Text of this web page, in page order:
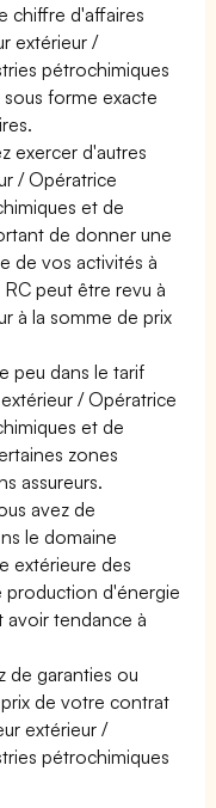
chiffre d'affaires
extérieur /
pétrochimiques
forme exacte
exercer d'autres
/ Opératrice
et de
de donner une
de vos activités à
RC peut être revu à
à la somme de prix
peu dans le tarif
/ Opératrice
et de
zones
assureurs.
avez de
le domaine
extérieure des
production d'énergie
avoir tendance à
de garanties ou
de votre contrat
extérieur /
pétrochimiques